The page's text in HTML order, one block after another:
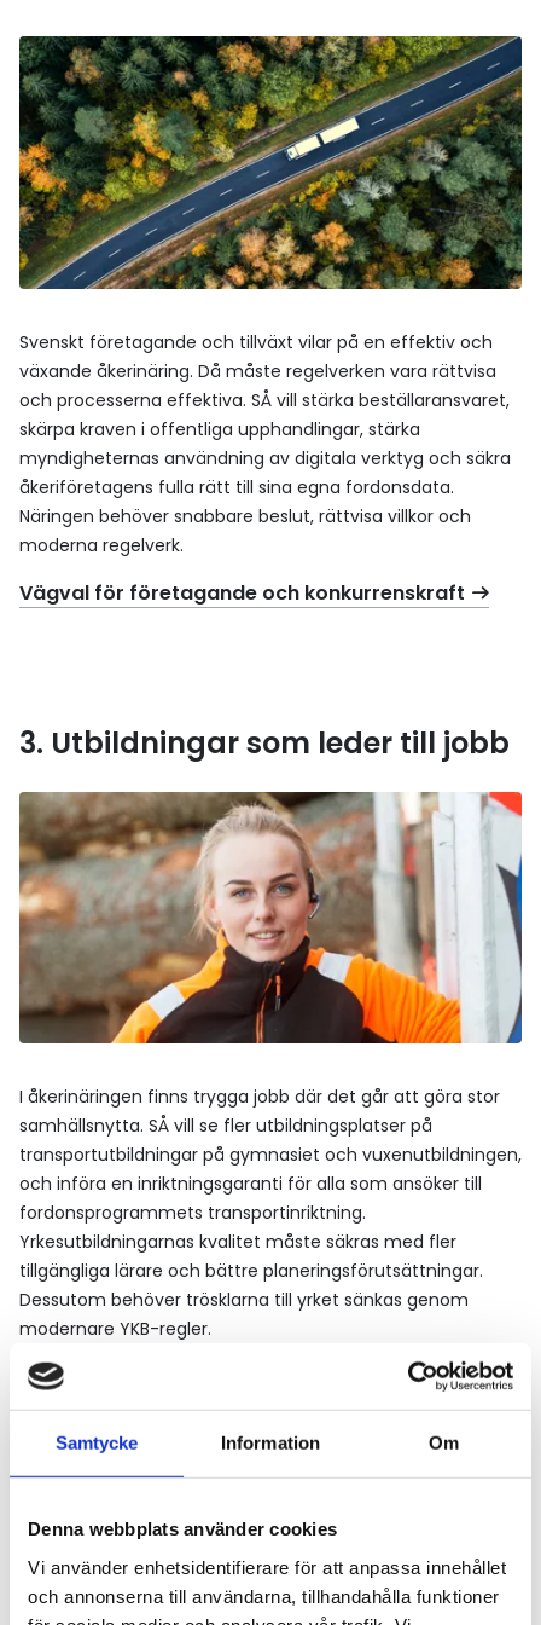
Samtycke Information Om
Denna webbplats använder cookies
Vi använder enhetsidentifierare för att anpassa innehållet
och annonserna till användarna, tillhandahålla funktioner
Svenskt företagande och tillväxt vilar på en effektiv och
växande åkerinäring. Då måste regelverken vara rättvisa
och processerna effektiva. SÅ vill stärka beställaransvaret,
skärpa kraven i offentliga upphandlingar, stärka
myndigheternas användning av digitala verktyg och säkra
åkeriföretagens fulla rätt till sina egna fordonsdata.
Näringen behöver snabbare beslut, rättvisa villkor och
moderna regelverk.
Vägval för företagande och konkurrenskraft
3. Utbildningar som leder till jobb
I åkerinäringen finns trygga jobb där det går att göra stor
samhällsnytta. SÅ vill se fler utbildningsplatser på
transportutbildningar på gymnasiet och vuxenutbildningen,
och införa en inriktningsgaranti för alla som ansöker till
fordonsprogrammets transportinriktning.
Yrkesutbildningarnas kvalitet måste säkras med fler
tillgängliga lärare och bättre planeringsförutsättningar.
Dessutom behöver trösklarna till yrket sänkas genom
modernare YKB-regler.
Vägval för utbildningar som leder till jobb
4. En tillgänglig infrastruktur